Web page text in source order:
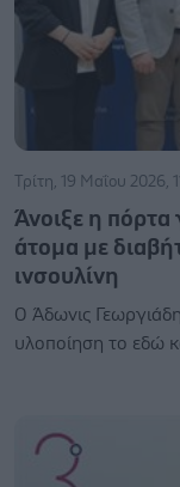
Τρίτη, 19 Μαΐου 2026,
Άνοιξε η
άτομα με
ινσουλίνη
Ο Άδωνις
υλοποίηση το εδώ